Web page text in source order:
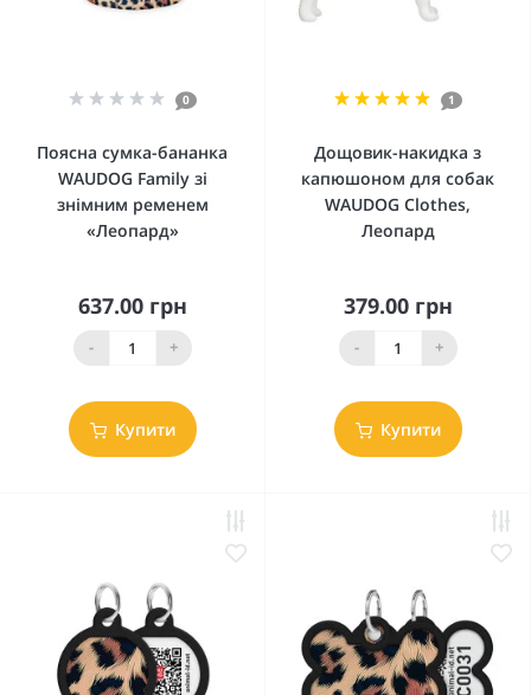
0
Поясна сумка-бананка
WAUDOG Family зі
знімним ременем
«Леопард»
637.00 грн
- +
Купити
1
Дощовик-накидка з
капюшоном для собак
WAUDOG Clothes,
Леопард
379.00 грн
- +
Купити